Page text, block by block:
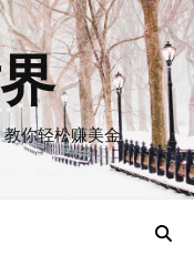
你轻松赚美金